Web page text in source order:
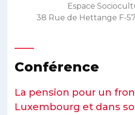
Espace
38 Rue de Hettange F-
Conférence
La pension pour un
Luxembourg et dans